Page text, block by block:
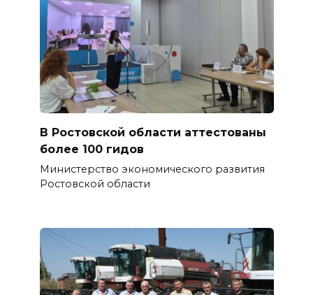
В Ростовской области аттестованы
более 100 гидов
Министерство экономического развития
Ростовской области